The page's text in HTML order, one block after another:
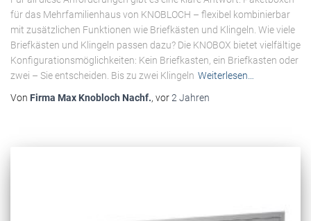
für das Mehrfamilienhaus von KNOBLOCH – flexibel kombinierbar
mit zusätzlichen Funktionen wie Briefkästen und Klingeln. Wie viele
Briefkästen und Klingeln passen dazu? Die KNOBOX bietet vielfältige
Konfigurationsmöglichkeiten: Kein Briefkasten, ein Briefkasten oder
zwei – Sie entscheiden. Bis zu zwei Klingeln Weiterlesen…
Von Firma Max Knobloch Nachf., vor2 Jahren